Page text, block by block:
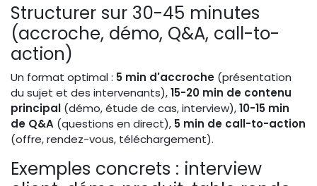
Structurer sur 30-45 minutes
(accroche, démo, Q&A, call-to-
action)
Un format optimal : 5 min d'accroche (présentation
du sujet et des intervenants),15-20 min de contenu
principal (démo, étude de cas, interview),10-15 min
de Q&A (questions en direct), 5 min de call-to-action
(offre, rendez-vous, téléchargement).
Exemples concrets : interview